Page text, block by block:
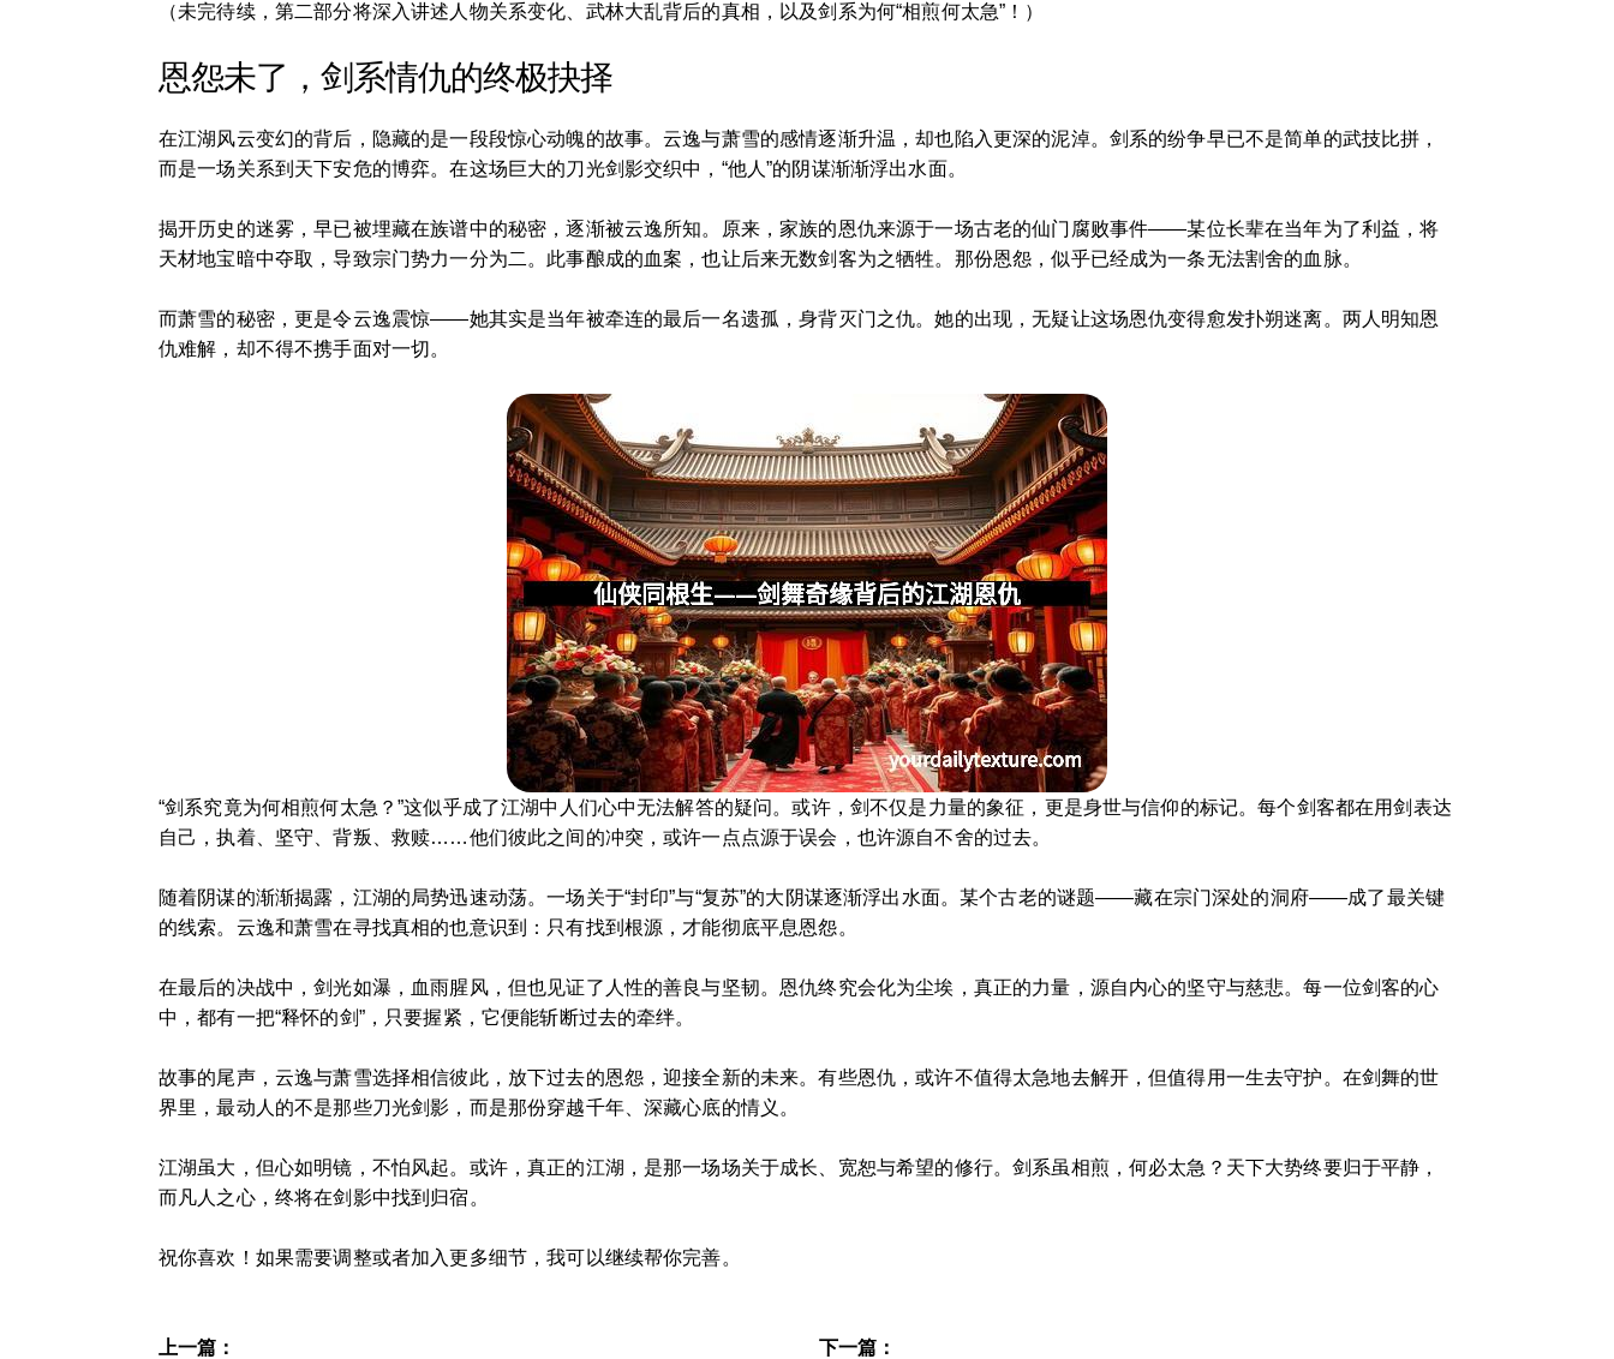
（未完待续，第二部分将深入讲述人物关系变化、武林大乱背后的真相，以及剑系为何“相煎何太急”！）
恩怨未了，剑系情仇的终极抉择
在江湖风云变幻的背后，隐藏的是一段段惊心动魄的故事。云逸与萧雪的感情逐渐升温，却也陷入更深的泥淖。剑系的纷争早已不是简单的武技比拼，
而是一场关系到天下安危的博弈。在这场巨大的刀光剑影交织中，“他人”的阴谋渐渐浮出水面。
揭开历史的迷雾，早已被埋藏在族谱中的秘密，逐渐被云逸所知。原来，家族的恩仇来源于一场古老的仙门腐败事件——某位长辈在当年为了利益，将
天材地宝暗中夺取，导致宗门势力一分为二。此事酿成的血案，也让后来无数剑客为之牺牲。那份恩怨，似乎已经成为一条无法割舍的血脉。
而萧雪的秘密，更是令云逸震惊——她其实是当年被牵连的最后一名遗孤，身背灭门之仇。她的出现，无疑让这场恩仇变得愈发扑朔迷离。两人明知恩
仇难解，却不得不携手面对一切。
“剑系究竟为何相煎何太急？”这似乎成了江湖中人们心中无法解答的疑问。或许，剑不仅是力量的象征，更是身世与信仰的标记。每个剑客都在用剑表达
自己，执着、坚守、背叛、救赎……他们彼此之间的冲突，或许一点点源于误会，也许源自不舍的过去。
随着阴谋的渐渐揭露，江湖的局势迅速动荡。一场关于“封印”与“复苏”的大阴谋逐渐浮出水面。某个古老的谜题——藏在宗门深处的洞府——成了最关键
的线索。云逸和萧雪在寻找真相的也意识到：只有找到根源，才能彻底平息恩怨。
在最后的决战中，剑光如瀑，血雨腥风，但也见证了人性的善良与坚韧。恩仇终究会化为尘埃，真正的力量，源自内心的坚守与慈悲。每一位剑客的心
中，都有一把“释怀的剑”，只要握紧，它便能斩断过去的牵绊。
故事的尾声，云逸与萧雪选择相信彼此，放下过去的恩怨，迎接全新的未来。有些恩仇，或许不值得太急地去解开，但值得用一生去守护。在剑舞的世
界里，最动人的不是那些刀光剑影，而是那份穿越千年、深藏心底的情义。
江湖虽大，但心如明镜，不怕风起。或许，真正的江湖，是那一场场关于成长、宽恕与希望的修行。剑系虽相煎，何必太急？天下大势终要归于平静，
而凡人之心，终将在剑影中找到归宿。
祝你喜欢！如果需要调整或者加入更多细节，我可以继续帮你完善。
上一篇： 下一篇：